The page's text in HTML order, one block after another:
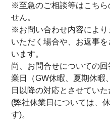
※至急のご相談等はこちら
せん。
※お問い合わせ内容により
いただく場合や、お返事
います。
尚、お問合せについての
業日（GW休暇、夏期休暇
日以降の対応とさせていた
(弊社休業日については、
す)。